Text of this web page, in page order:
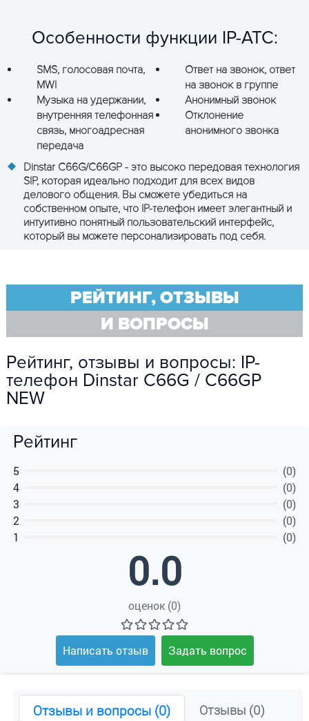
Особенности функции IP-ATC:
SMS, голосовая почта,
MWI
Музыка на удержании,
внутренняя телефонная
связь, многоадресная
передача
Ответ на звонок, ответ
на звонок в группе
Анонимный звонок
Отклонение
анонимного звонка
Dinstar C66G/C66GP - это высоко передовая технология
SIP, которая идеально подходит для всех видов
делового общения. Вы сможете убедиться на
собственном опыте, что IP-телефон имеет элегантный и
интуитивно понятный пользовательский интерфейс,
который вы можете персонализировать под себя.
РЕЙТИНГ, ОТЗЫВЫ
И ВОПРОСЫ
Рейтинг, отзывы и вопросы: IP-
телефон Dinstar C66G / C66GP
NEW
Рейтинг
5
(0)
4
(0)
3
(0)
2
(0)
1
(0)
0.0
оценок (0)
Написать отзыв Задать вопрос
Отзывы и вопросы (0)
Отзывы (0)